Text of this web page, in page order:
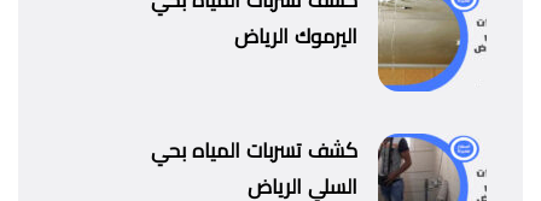
اليرموك الرياض
كشف تسربات المياه بحي
السلي الرياض